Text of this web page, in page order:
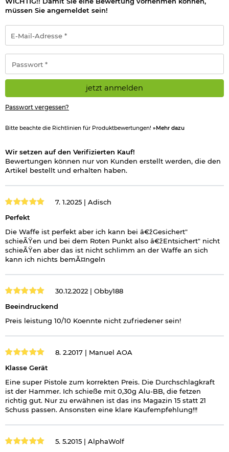
müssen Sie angemeldet sein!
Mail-
Adresse
*
jetzt anmelden
Passwort vergessen?
Bitte beachte die Richtlinien für Produktbewertungen! »Mehr dazu
Wir setzen auf den Verifizierten Kauf!
Bewertungen können nur von Kunden erstellt werden, die den
Artikel bestellt und erhalten haben.
7. 1.2025 | Adisch
Perfekt
Die Waffe ist perfekt aber ich kann bei â€žGesichert"
schieÃŸen und bei dem Roten Punkt also â€žEntsichert" nicht
schieÃŸen aber das ist nicht schlimm an der Waffe an sich
kann ich nichts bemÃ¤ngeln
30.12.2022 | Obby188
Beeindruckend
Preis leistung 10/10 Koennte nicht zufriedener sein!
8. 2.2017 | Manuel AOA
Klasse Gerät
Eine super Pistole zum korrekten Preis. Die Durchschlagkraft
ist der Hammer. Ich schieße mit 0,30g Alu-BB, die fetzen
richtig gut. Nur zu erwähnen ist das ins Magazin 15 statt 21
Schuss passen. Ansonsten eine klare Kaufempfehlung!!!
5. 5.2015 | AlphaWolf